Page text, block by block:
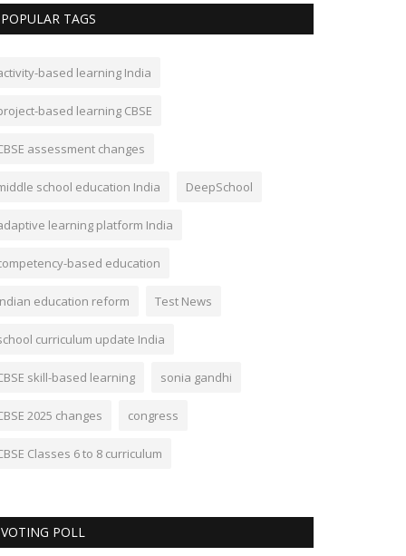
POPULAR TAGS
based learning India
based learning CBSE
assessment changes
school education India DeepSchool
learning platform India
based education
education reform Test News
curriculum update India
skill-based learning sonia gandhi
2025 changes congress
Classes 6 to 8 curriculum
VOTING POLL